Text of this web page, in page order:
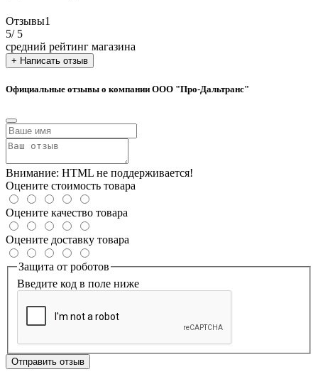
Отзывы1
5/ 5
средний рейтинг магазина
+ Написать отзыв
Официальные отзывы о компании ООО "Про-Дальтранс"
Внимание: HTML не поддерживается!
Оцените стоимость товара
Оцените качество товара
Оцените доставку товара
Защита от роботов
Введите код в поле ниже
Отправить отзыв